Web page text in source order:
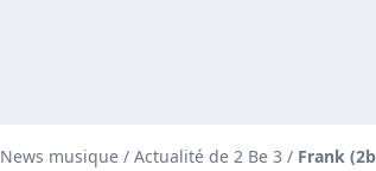
News musique / Actualité de 2 Be 3 / Frank